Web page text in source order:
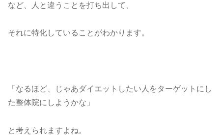
など、人と違うことを打ち出して、
それに特化していることがわかります。
「なるほど、じゃあダイエットしたい人をターゲットにし
た整体院にしようかな」
と考えられますよね。